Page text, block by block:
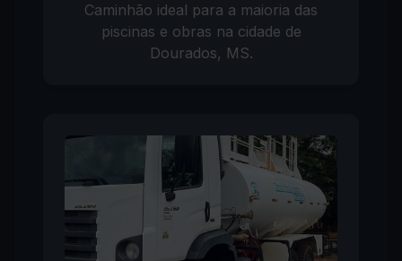
Caminhão ideal para a maioria das
piscinas e obras na cidade de
Dourados, MS.